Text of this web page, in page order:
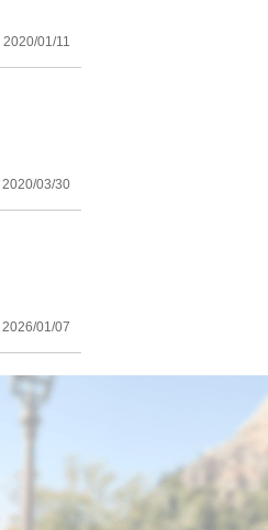
2020/01/11
2020/03/30
2026/01/07